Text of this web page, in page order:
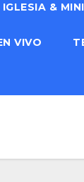
IGLESIA &
VIVO